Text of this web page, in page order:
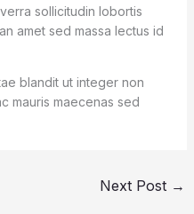
sollicitudin lobortis
amet sed massa lectus id
blandit ut integer non
mauris maecenas sed
Next Post →